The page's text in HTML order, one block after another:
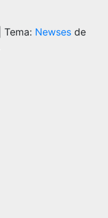
Tema: Newsesde